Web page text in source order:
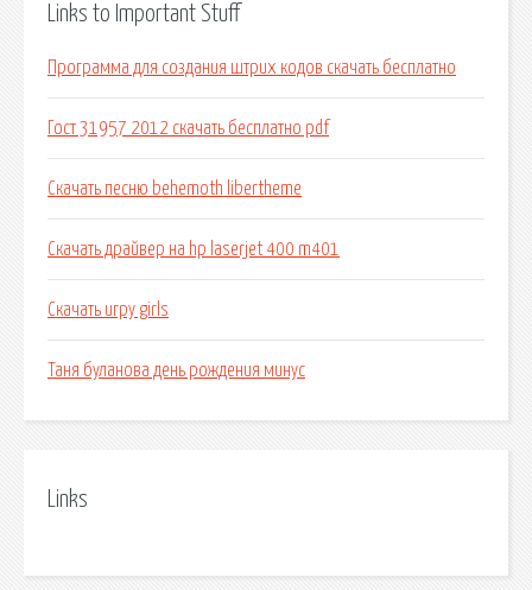
Links to Important Stuff
Программа для создания штрих кодов скачать бесплатно
Гост 31957 2012 скачать бесплатно pdf
Скачать песню behemoth libertheme
Скачать драйвер на hp laserjet 400 m401
Скачать игру girls
Таня буланова день рождения минус
Links